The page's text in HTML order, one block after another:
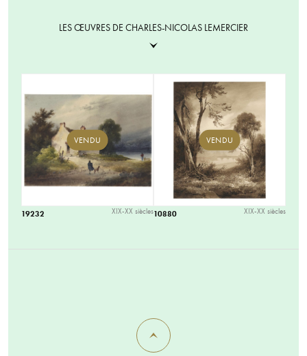
LES ŒUVRES DE CHARLES-NICOLAS LEMERCIER
VENDU
19232 XIX-XX siècles
VENDU
10880 XIX-XX siècles